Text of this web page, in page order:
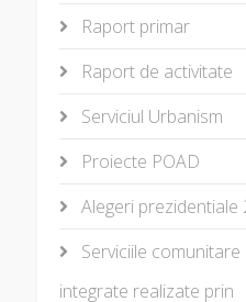
Raport primar
Raport de activitate
Serviciul Urbanism
Proiecte POAD
Alegeri prezidentiale
Serviciile comunitare
integrate realizate prin